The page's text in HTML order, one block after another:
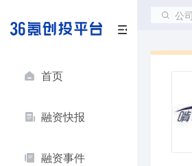
首页
融资快报
融资事件
公